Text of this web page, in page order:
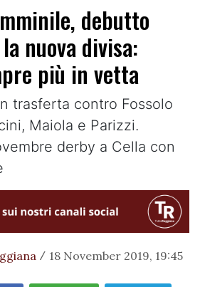
debutto
nuova divisa:
più in vetta
trasferta contro Fossolo
Maiola e Parizzi.
derby a Cella con
/ 18 November 2019, 19:45